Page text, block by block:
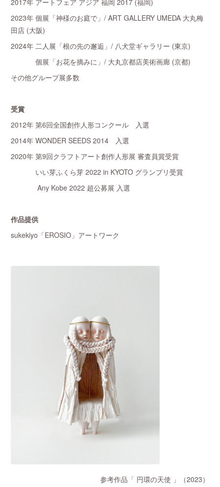
2023年 個展「神様のお庭で」/ ART GALLERY UMEDA 大丸梅
田店 (大阪)
2024年 二人展「根の先の邂逅」/ 八犬堂ギャラリー (東京)
個展「お花を摘みに」/ 大丸京都店美術画廊 (京都)
その他グループ展多数
受賞
2012年 第6回全国創作人形コンクール 入選
2014年 WONDER SEEDS 2014 入選
2020年 第9回クラフトアート創作人形展 審査員賞受賞
いい芽ふくら芽 2022 in KYOTO グランプリ受賞
Any Kobe 2022 超公募展 入選
作品提供
sukekiyo「EROSIO」アートワーク
参考作品「 円環の天使 」（2023）